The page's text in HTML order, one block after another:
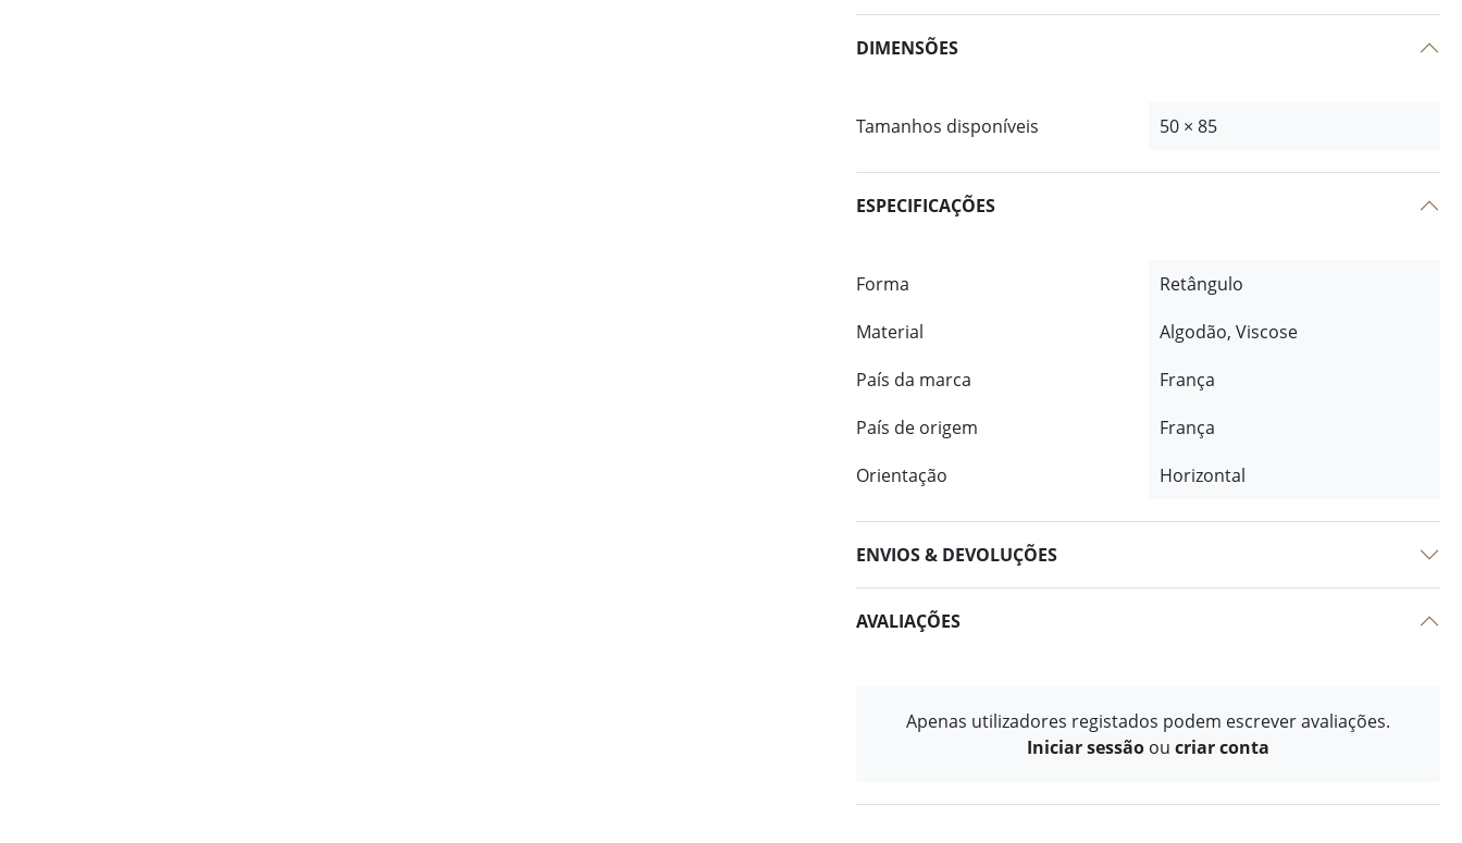
DIMENSÕES
Tamanhos disponíveis 50 × 85
ESPECIFICAÇÕES
Forma
Retângulo
Material
Algodão, Viscose
País da marca
França
País de origem
França
Orientação
Horizontal
ENVIOS & DEVOLUÇÕES
AVALIAÇÕES
Apenas utilizadores registados podem escrever avaliações.
Iniciar sessão ou criar conta